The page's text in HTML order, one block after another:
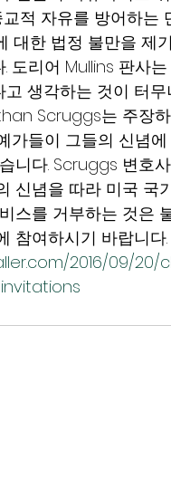
교적 자유를 방어하
대한 법정 불만을 제
도리어 Mullins 판사
생각하는 것이 터
Scruggs는 주장
가들이 그들의 신념
니다. Scruggs 변호
신념을 따라 미국 국
스를 거부하는 것은
참여하시기 바랍니다.
2016/09/